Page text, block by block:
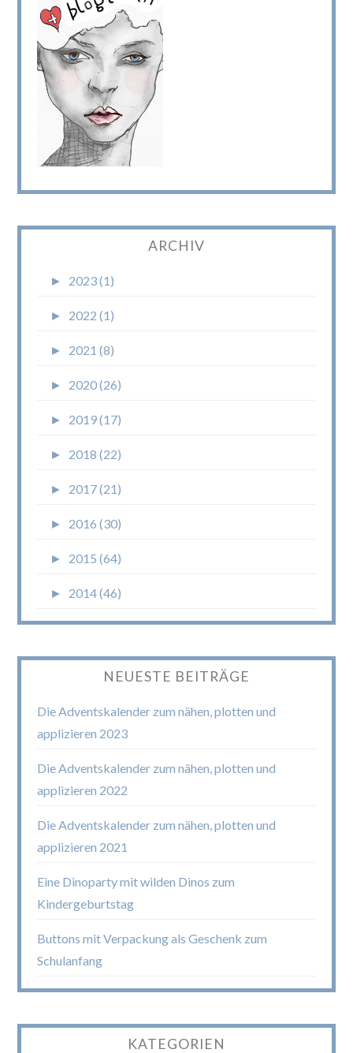
ARCHIV
► 2023 (1)
► 2022 (1)
► 2021 (8)
► 2020 (26)
► 2019 (17)
► 2018 (22)
► 2017 (21)
► 2016 (30)
► 2015 (64)
► 2014 (46)
NEUESTE BEITRÄGE
Die Adventskalender zum nähen, plotten und
applizieren 2023
Die Adventskalender zum nähen, plotten und
applizieren 2022
Die Adventskalender zum nähen, plotten und
applizieren 2021
Eine Dinoparty mit wilden Dinos zum
Kindergeburtstag
Buttons mit Verpackung als Geschenk zum
Schulanfang
KATEGORIEN